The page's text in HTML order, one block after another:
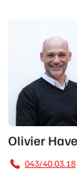
Olivier
Havelange
Olivier
043/40.03.18